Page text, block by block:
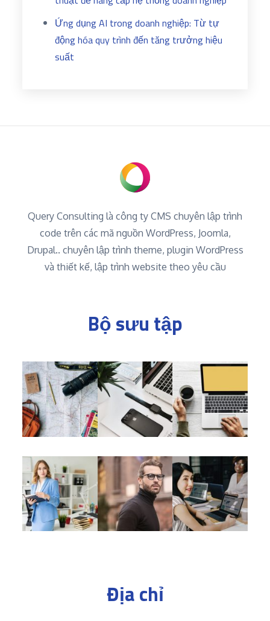
Ứng dụng AI trong doanh nghiệp: Từ tự
động hóa quy trình đến tăng trưởng hiệu
suất
Query Consulting là công ty CMS chuyên lập trình
code trên các mã nguồn WordPress, Joomla,
Drupal.. chuyên lập trình theme, plugin WordPress
và thiết kế, lập trình website theo yêu cầu
Bộ sưu tập
Địa chỉ